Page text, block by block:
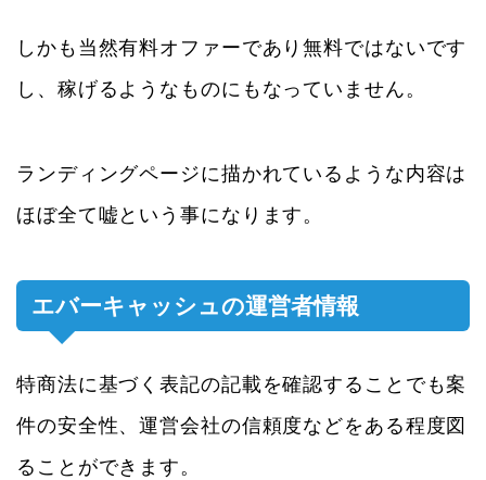
しかも当然有料オファーであり無料ではないです
し、稼げるようなものにもなっていません。
ランディングページに描かれているような内容は
ほぼ全て嘘という事になります。
エバーキャッシュの運営者情報
特商法に基づく表記の記載を確認することでも案
件の安全性、運営会社の信頼度などをある程度図
ることができます。